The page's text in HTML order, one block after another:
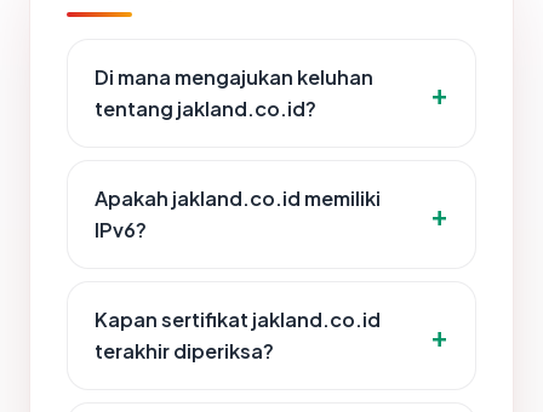
Di mana mengajukan keluhan
tentang jakland.co.id?
Apakah jakland.co.id memiliki
IPv6?
Kapan sertifikat jakland.co.id
terakhir diperiksa?